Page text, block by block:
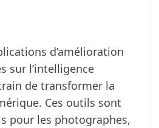
d’amélioration
sur l’intelligence
de transformer la
Ces outils sont
pour les photographes,